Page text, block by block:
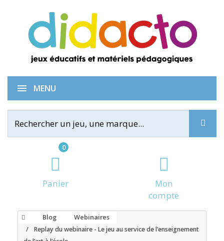
0
Panier
Mon
compte
MENU
Blog Webinaires
Replay du webinaire - Le jeu au service de l’enseignement